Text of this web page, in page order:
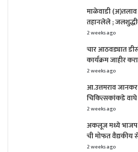
माळेवाडी
तहानलेले ;
2 weeks ago
चार आठवड्यात
कार्यक्रम जाहीर करा
2 weeks ago
आ.उत्तमराव
चिकित्सकांकडे
2 weeks ago
अकलूज मध्ये
ची मोफत वैद्यकीय
2 weeks ago